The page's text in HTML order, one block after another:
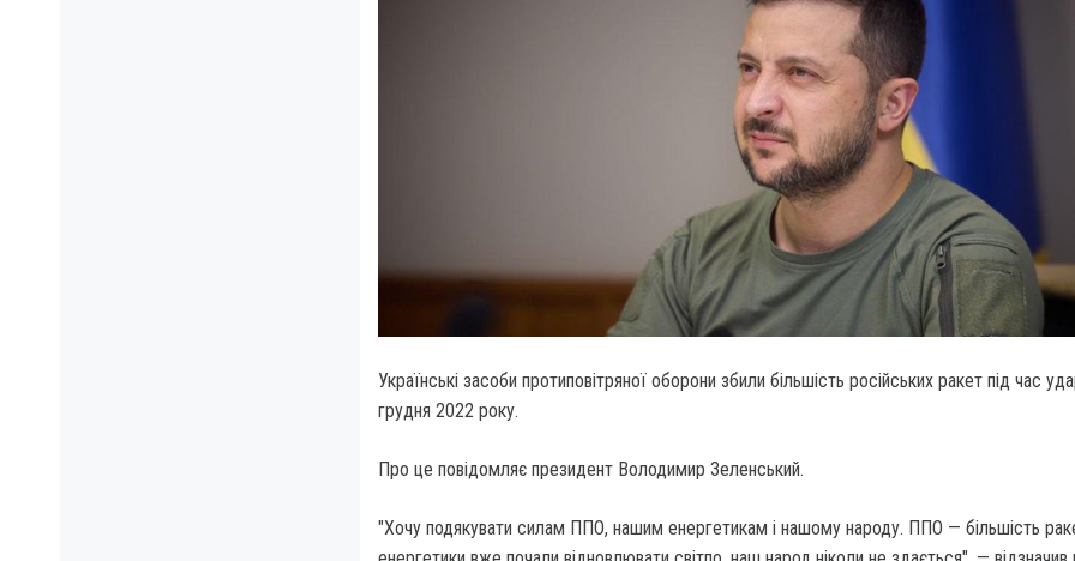
Українські засоби протиповітряної оборони збили більшість російських ракет під час
грудня 2022 року.
Про це повідомляє президент Володимир Зеленський.
"Хочу подякувати силам ППО, нашим енергетикам і нашому народу. ППО — більшість